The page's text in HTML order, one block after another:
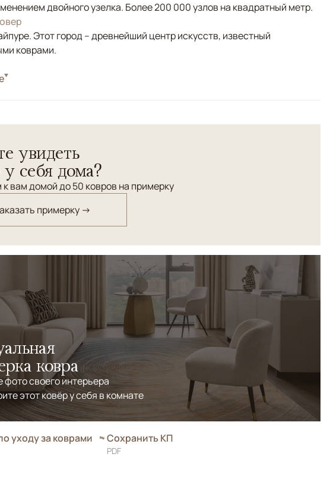
двойного узелка. Более 200 000 узлов на квадратный метр.
Этот город – древнейший центр искусств, известный
коврами.
гостиной или спальни в классическом стиле.
увидеть
у себя дома?
вам домой до 50 ковров на примерку
примерку →
ковра
фото своего интерьера
этот ковёр у себя в комнате
уходу за коврами Сохранить КП
PDF